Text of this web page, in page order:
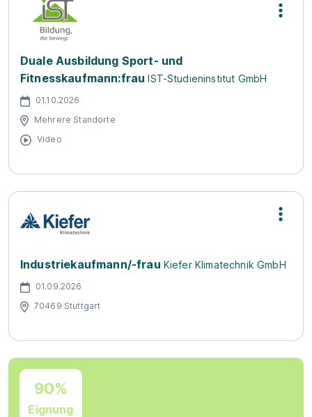
Duale Ausbildung Sport- und
Fitnesskaufmann:frau IST-Studieninstitut GmbH
01.10.2026
Mehrere Standorte
Video
Industriekaufmann/-frau Kiefer Klimatechnik GmbH
01.09.2026
70469 Stuttgart
90%
Eignung